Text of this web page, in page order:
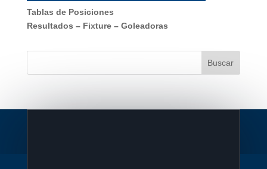
Tablas de Posiciones
Resultados – Fixture– Goleadoras